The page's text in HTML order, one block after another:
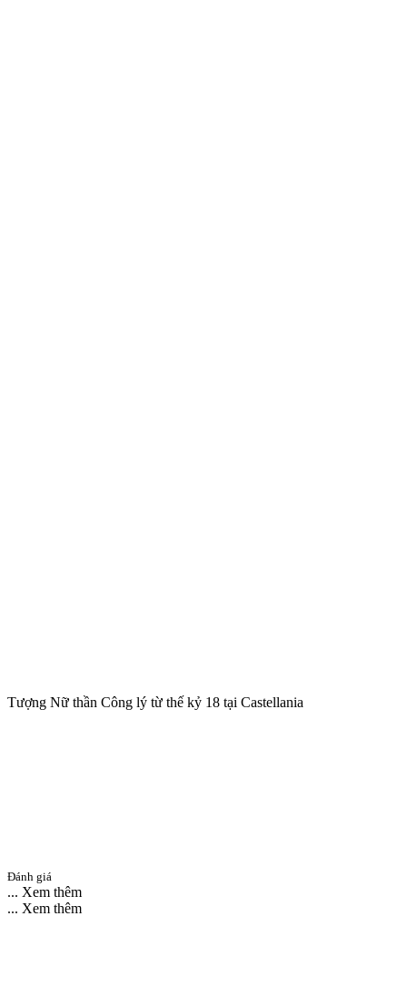
Tượng Nữ thần Công lý từ thế kỷ 18 tại Castellania
Đánh giá
... Xem thêm
... Xem thêm